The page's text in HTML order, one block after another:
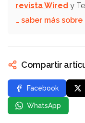
revista Wired y
… saber más
Compartir
Facebook
WhatsApp